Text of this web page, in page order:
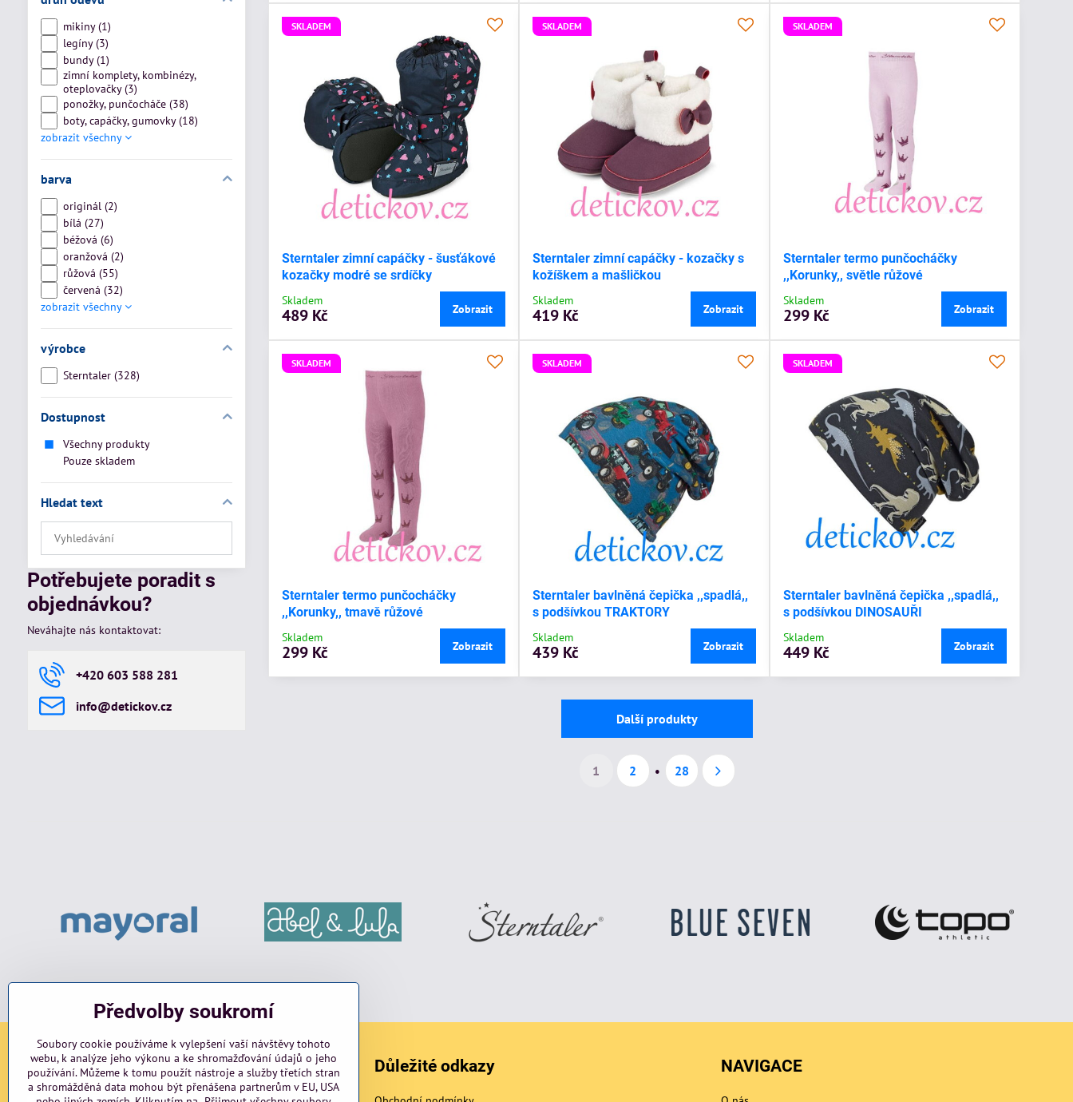
SKLADEM
Sterntaler zimní capáčky - šusťákové
kozačky modré se srdíčky
Skladem
489 Kč Zobrazit
SKLADEM
Sterntaler zimní capáčky - kozačky s
kožíškem a mašličkou
Skladem
419 Kč Zobrazit
SKLADEM
Sterntaler termo punčocháčky
,,Korunky,, světle růžové
Skladem
299 Kč Zobrazit
SKLADEM
Sterntaler termo punčocháčky
,,Korunky,, tmavě růžové
Skladem
299 Kč Zobrazit
SKLADEM
Sterntaler bavlněná čepička ,,spadlá,,
s podšívkou TRAKTORY
Skladem
439 Kč Zobrazit
SKLADEM
Sterntaler bavlněná čepička ,,spadlá,,
s podšívkou DINOSAUŘI
Skladem
449 Kč Zobrazit
Další produkty
1 2 28
mikiny (1)
legíny (3)
bundy (1)
zimní komplety, kombinézy,
oteplovačky (3)
ponožky, punčocháče (38)
boty, capáčky, gumovky (18)
zobrazit všechny
barva
originál (2)
bílá (27)
béžová (6)
oranžová (2)
růžová (55)
červená (32)
zobrazit všechny
výrobce
Sterntaler (328)
Dostupnost
Všechny produkty
Pouze skladem
Hledat text
Prohledat
výsledky
filtru
fulltextem
Potřebujete poradit s
objednávkou?
Neváhajte nás kontaktovat:
+420 603 588 281
info​@detickov​.cz
Sociální sítě Důležité odkazy NAVIGACE
Předvolby soukromí
Soubory cookie používáme k vylepšení vaší návštěvy tohoto
webu, k analýze jeho výkonu a ke shromažďování údajů o jeho
používání. Můžeme k tomu použít nástroje a služby třetích stran
a shromážděná data mohou být přenášena partnerům v EU, USA